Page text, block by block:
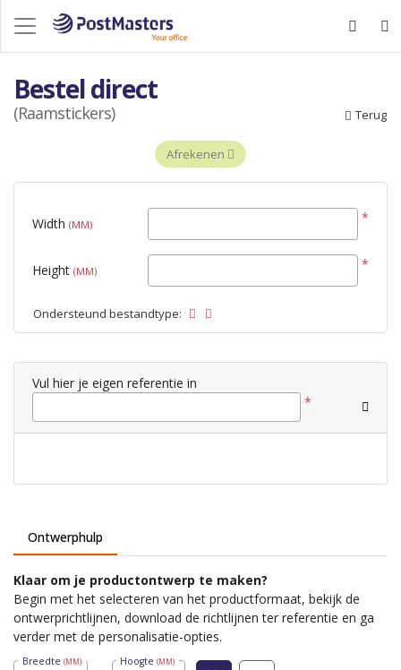
Bestel direct
(Raamstickers) Terug
Ontwerphulp
Klaar om je productontwerp te maken?
Begin met het selecteren van het productformaat, bekijk de
ontwerprichtlijnen, download de richtlijnen ter referentie en ga
verder met de personalisatie-opties.
Breedte (MM) Hoogte(MM)
Afrekenen
Width (MM) *
Height (MM) *
Ondersteund bestandtype:
Vul hier je eigen referentie in
*